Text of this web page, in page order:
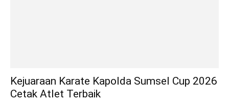
Kejuaraan Karate Kapolda Sumsel Cup 2026
Cetak Atlet Terbaik